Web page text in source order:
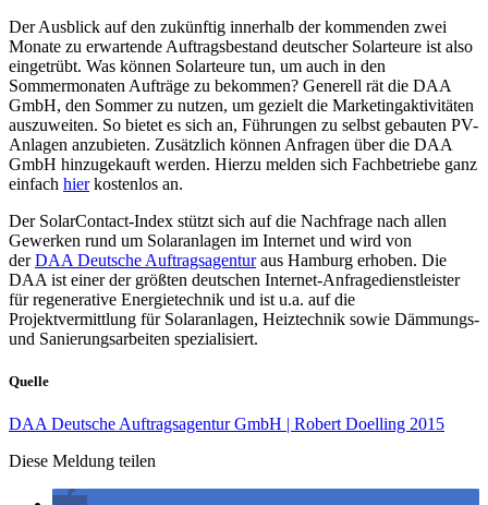
Der Ausblick auf den zukünftig innerhalb der kommenden zwei
Monate zu erwartende Auftragsbestand deutscher Solarteure ist also
eingetrübt. Was können Solarteure tun, um auch in den
Sommermonaten Aufträge zu bekommen? Generell rät die DAA
GmbH, den Sommer zu nutzen, um gezielt die Marketingaktivitäten
auszuweiten. So bietet es sich an, Führungen zu selbst gebauten PV-
Anlagen anzubieten. Zusätzlich können Anfragen über die DAA
GmbH hinzugekauft werden. Hierzu melden sich Fachbetriebe ganz
einfach hierkostenlos an.
Der SolarContact-Index stützt sich auf die Nachfrage nach allen
Gewerken rund um Solaranlagen im Internet und wird von
derDAA Deutsche Auftragsagenturaus Hamburg erhoben. Die
DAA ist einer der größten deutschen Internet-Anfragedienstleister
für regenerative Energietechnik und ist u.a. auf die
Projektvermittlung für Solaranlagen, Heiztechnik sowie Dämmungs-
und Sanierungsarbeiten spezialisiert.
Quelle
DAA Deutsche Auftragsagentur GmbH | Robert Doelling 2015
Diese Meldung teilen